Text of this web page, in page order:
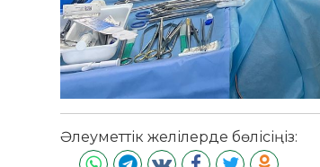
Әлеуметтік желілерде бөлісіңіз: